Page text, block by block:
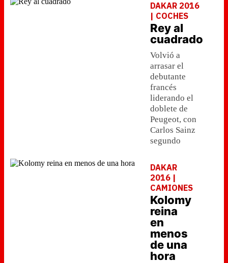
DAKAR 2016
| COCHES
Rey al
cuadrado
Volvió a
arrasar el
debutante
francés
liderando el
doblete de
Peugeot, con
Carlos Sainz
segundo
DAKAR
2016 |
CAMIONES
Kolomy
reina
en
menos
de una
hora